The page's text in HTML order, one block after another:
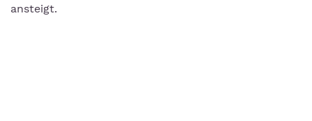
ansteigt.